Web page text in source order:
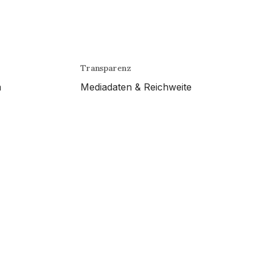
Transparenz
Mediadaten & Reichweite